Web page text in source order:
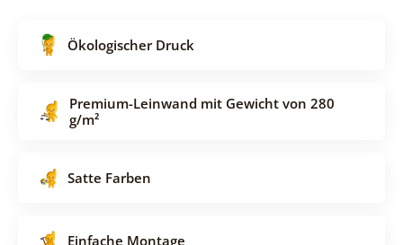
Ökologischer Druck
Premium-Leinwand mit Gewicht von 280
g/m²
Satte Farben
Einfache Montage